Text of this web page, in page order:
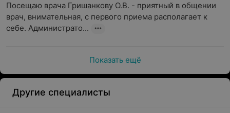
Посещаю врача Гришанкову О.В. - приятный в общении
врач, внимательная, с первого приема располагает к
себе. Администрато...
Показать ещё
Другие специалисты